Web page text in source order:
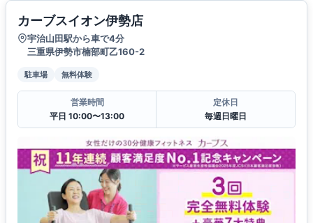
カーブスイオン伊勢店
宇治山田駅から車で4分
三重県伊勢市楠部町乙160-2
駐車場 無料体験
営業時間
平日 10:00〜13:00
定休日
毎週日曜日